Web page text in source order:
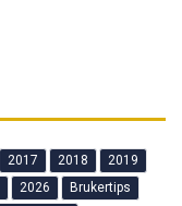
2017 2018
2019
2026
Brukertips